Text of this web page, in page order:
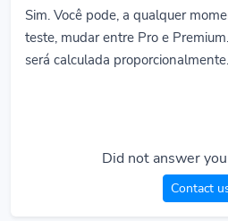
Sim. Você pode, a qualquer
teste, mudar entre Pro e
será calculada proporcionalmente.
Did not answer
Contact